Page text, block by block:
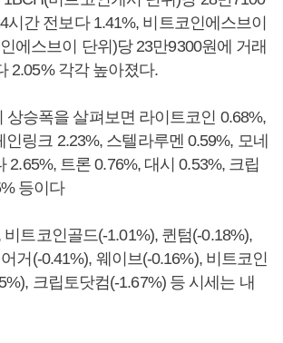
시간 전보다 1.41%, 비트코인에스브이
에스브이 단위)당 23만9300원에 거래
2.05% 각각 높아졌다.
상승폭을 살펴보면 라이트코인 0.68%,
인링크 2.23%, 스텔라루멘 0.59%, 모네
2.65%, 트론 0.76%, 대시 0.53%, 크립
등이다
비트코인골드(-1.01%), 퀸텀(-0.18%),
거(-0.41%), 웨이브(-0.16%), 비트코인
크립토닷컴(-1.67%) 등 시세는 내